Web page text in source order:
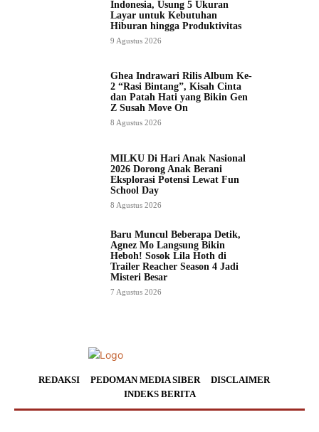
Indonesia, Usung 5 Ukuran
Layar untuk Kebutuhan
Hiburan hingga Produktivitas
9 Agustus 2026
Ghea Indrawari Rilis Album Ke-
2 “Rasi Bintang”, Kisah Cinta
dan Patah Hati yang Bikin Gen
Z Susah Move On
8 Agustus 2026
MILKU Di Hari Anak Nasional
2026 Dorong Anak Berani
Eksplorasi Potensi Lewat Fun
School Day
8 Agustus 2026
Baru Muncul Beberapa Detik,
Agnez Mo Langsung Bikin
Heboh! Sosok Lila Hoth di
Trailer Reacher Season 4 Jadi
Misteri Besar
7 Agustus 2026
REDAKSI PEDOMAN MEDIA SIBER
DISCLAIMER
INDEKS BERITA